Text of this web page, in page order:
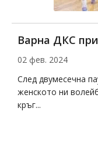
Варна ДКС
02 фев. 2024
След двумесечна
женското ни
кръг...